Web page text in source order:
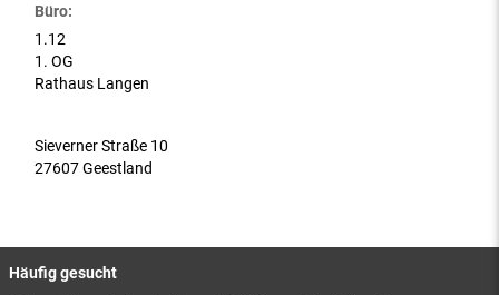
Büro:
1.12
1. OG
Rathaus Langen
Sieverner Straße 10
27607 Geestland
Häufig gesucht